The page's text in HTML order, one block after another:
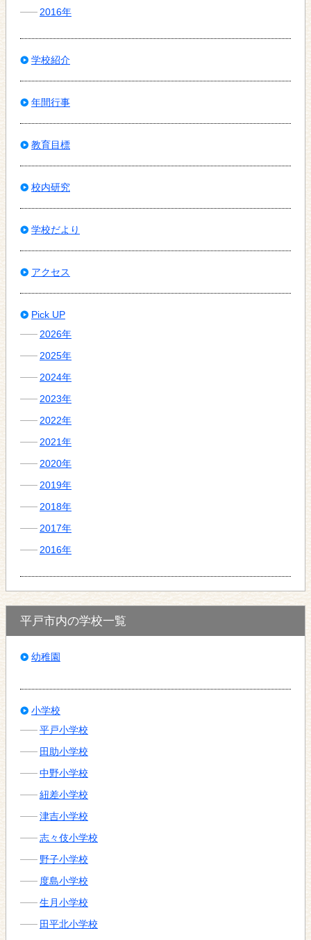
2016年
学校紹介
年間行事
教育目標
校内研究
学校だより
アクセス
Pick UP
2026年
2025年
2024年
2023年
2022年
2021年
2020年
2019年
2018年
2017年
2016年
平戸市内の学校一覧
幼稚園
小学校
平戸小学校
田助小学校
中野小学校
紐差小学校
津吉小学校
志々伎小学校
野子小学校
度島小学校
生月小学校
田平北小学校